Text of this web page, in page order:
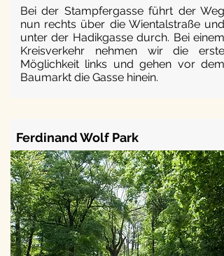
Bei der Stampfergasse führt der Weg
nun rechts über die Wientalstraße und
unter der Hadikgasse durch. Bei einem
Kreisverkehr nehmen wir die erste
Möglichkeit links und gehen vor dem
Baumarkt die Gasse hinein.
Ferdinand Wolf Park